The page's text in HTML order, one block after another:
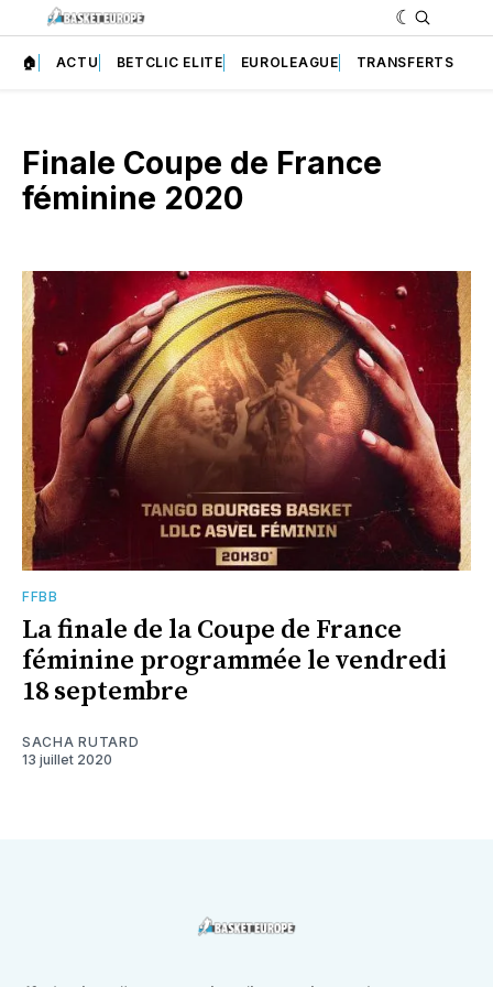
🏠 ACTU BETCLIC ELITE EUROLEAGUE TRANSFERTS
Finale Coupe de France
féminine 2020
FFBB
La finale de la Coupe de France
féminine programmée le vendredi
18 septembre
SACHA RUTARD
13 juillet 2020